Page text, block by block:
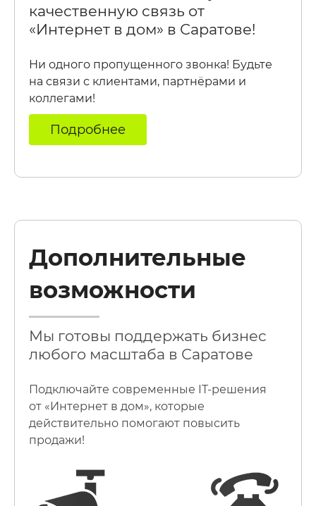
качественную связь от
«Интернет в дом» в Саратове!
Ни одного пропущенного звонка! Будьте
на связи с клиентами, партнёрами и
коллегами!
Подробнее
Дополнительные
возможности
Мы готовы поддержать бизнес
любого масштаба в Саратове
Подключайте современные IT-решения
от «Интернет в дом», которые
действительно помогают повысить
продажи!